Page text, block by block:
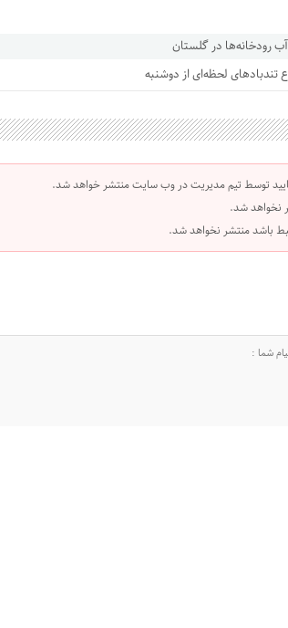
رودخانه‌ها در گلستان
تندباد‌های لحظه‌ای از دوشنبه
توسط تیم مدیریت در وب سایت منتشر خواهد شد.
نخواهد شد.
باشد منتشر نخواهد شد.